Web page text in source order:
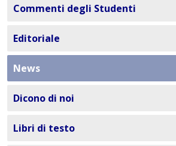
Commenti degli Studenti
Editoriale
News
Dicono di noi
Libri di testo